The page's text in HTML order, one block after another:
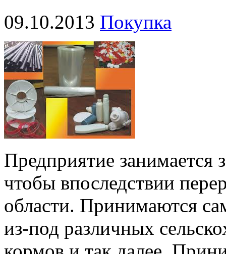
09.10.2013 Покупка
Предприятие занимается
чтобы впоследствии
области. Принимаются
из-под различных